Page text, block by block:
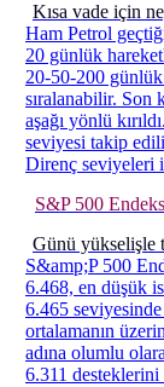
Kısa vade için
Ham Petrol
20 günlük
20-50-200
sıralanabilir. Son
aşağı yönlü
seviyesi takip
Direnç seviyeleri
S&P 500
Günü yükselişle
S&amp;P 500
6.468, en düşük
6.465
ortalamanın
adına olumlu
6.311